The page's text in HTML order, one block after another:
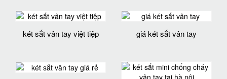
két sắt vân tay việt tiệp giá két sắt vân tay